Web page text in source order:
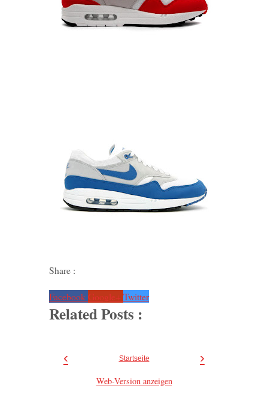
Share :
Facebook Google+ Twitter
Related Posts :
‹ ›
Startseite
Web-Version anzeigen